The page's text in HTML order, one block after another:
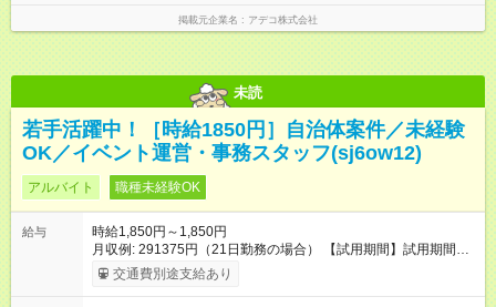
掲載元企業名 アデコ株式会社
未読
若手活躍中！［時給1850円］自治体案件／未経験
OK／イベント運営・事務スタッフ(sj6ow12)
アルバイト 職種未経験OK
給与
時給1,850円～1,850円
月収例: 291375円（21日勤務の場合） 【試用期間】試用期間な
し 交通費別途支給あり